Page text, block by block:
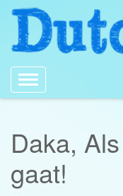
Toggle
navigation
Daka,
gaat!